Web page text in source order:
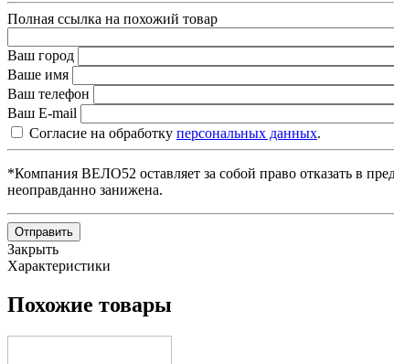
Полная ссылка на похожий товар
Ваш город
Ваше имя
Ваш телефон
Ваш E-mail
Согласие на обработку персональных данных.
*Компания ВЕЛО52 оставляет за собой право отказать в
неоправданно занижена.
Отправить
Закрыть
Характеристики
Похожие товары